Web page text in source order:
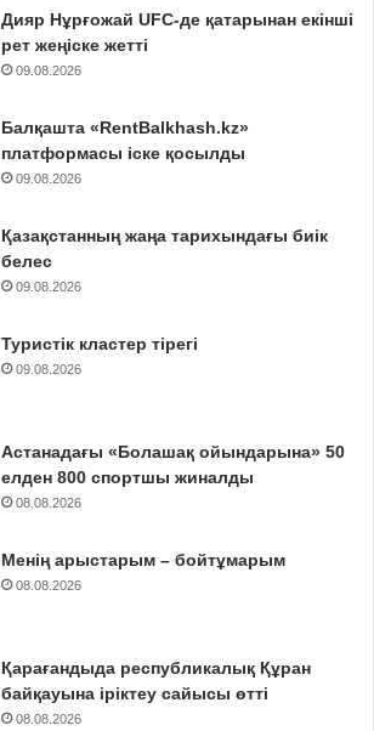
Дияр Нұрғожай UFC-де қатарынан екінші
рет жеңіске жетті
09.08.2026
Балқашта «RentBalkhash.kz»
платформасы іске қосылды
09.08.2026
Қазақстанның жаңа тарихындағы биік
белес
09.08.2026
Туристік кластер тірегі
09.08.2026
Астанадағы «Болашақ ойындарына» 50
елден 800 спортшы жиналды
08.08.2026
Менің арыстарым – бойтұмарым
08.08.2026
Қарағандыда республикалық Құран
байқауына іріктеу сайысы өтті
08.08.2026